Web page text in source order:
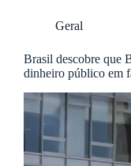
Geral
Brasil descobre que
dinheiro público em